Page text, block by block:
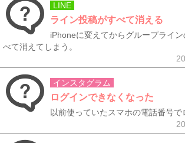
LINE
ライン投稿がすべて消える
iPhoneに変えてからグループライ
べて消えてしまう。
インスタグラム
ログインできなくなった
以前使っていたスマホの電話番号で